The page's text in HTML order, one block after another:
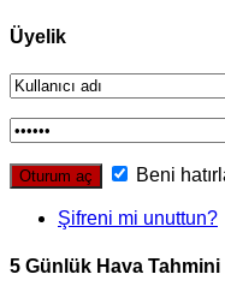
Üyelik
Beni
Şifreni mi unuttun?
5 Günlük Hava Tahmini